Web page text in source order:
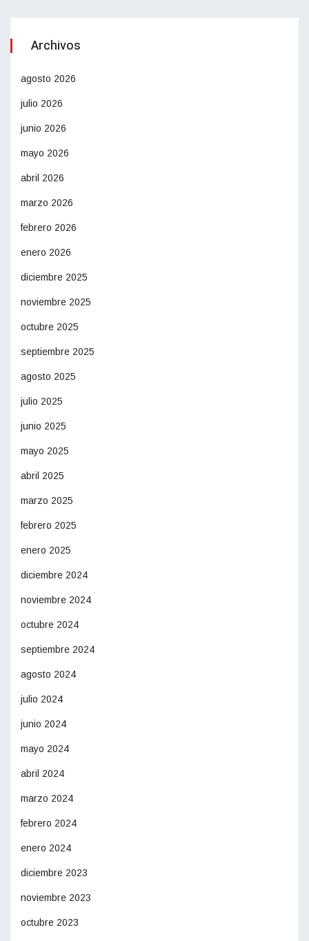
Archivos
agosto 2026
julio 2026
junio 2026
mayo 2026
abril 2026
marzo 2026
febrero 2026
enero 2026
diciembre 2025
noviembre 2025
octubre 2025
septiembre 2025
agosto 2025
julio 2025
junio 2025
mayo 2025
abril 2025
marzo 2025
febrero 2025
enero 2025
diciembre 2024
noviembre 2024
octubre 2024
septiembre 2024
agosto 2024
julio 2024
junio 2024
mayo 2024
abril 2024
marzo 2024
febrero 2024
enero 2024
diciembre 2023
noviembre 2023
octubre 2023